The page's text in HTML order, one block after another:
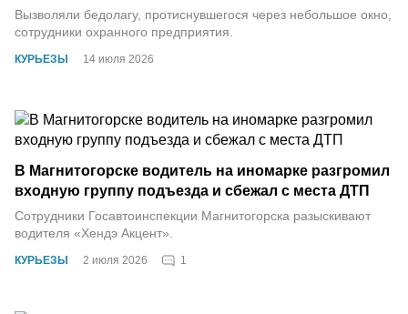
КУРЬЕЗЫ 14 июля 2026
Вызволяли бедолагу, протиснувшегося через небольшое окно,
сотрудники охранного предприятия.
КУРЬЕЗЫ 2 июля 2026 1
В Магнитогорске водитель на иномарке разгромил
входную группу подъезда и сбежал с места ДТП
Сотрудники Госавтоинспекции Магнитогорска разыскивают
водителя «Хендэ Акцент».